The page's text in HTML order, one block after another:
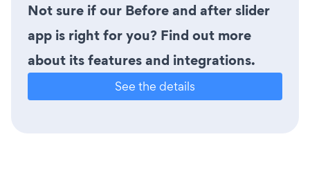
Not sure if our Before and after slider
app is right for you? Find out more
about its features and integrations.
See the details